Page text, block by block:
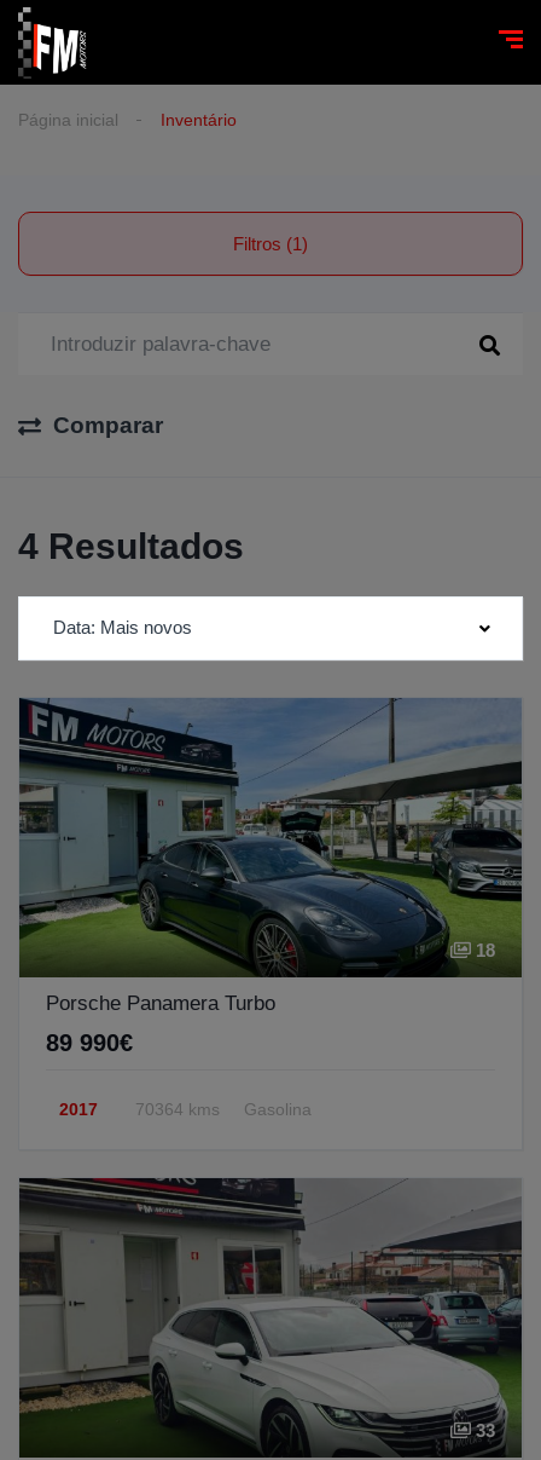
Página inicial Inventário
Filtros (1)
Comparar
4 Resultados
Data: Mais novos
18
Porsche Panamera Turbo
89 990€
2017 70364 kms Gasolina
33